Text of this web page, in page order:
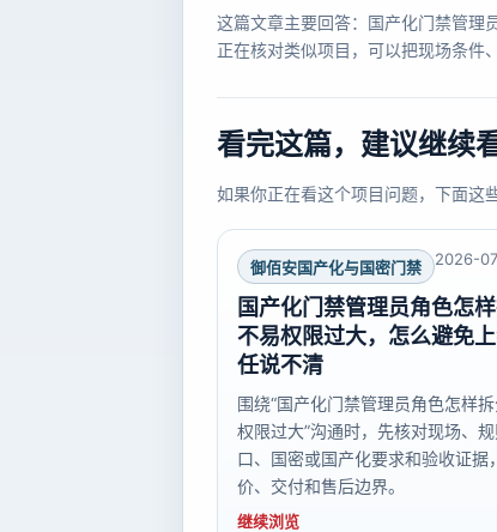
这篇文章主要回答：国产化门禁管理
正在核对类似项目，可以把现场条件
看完这篇，建议继续
如果你正在看这个项目问题，下面这
御佰安国产化与国密门禁 2026-
国产化门禁管理员角色怎
不易权限过大，怎么避免
任说不清
围绕“国产化门禁管理员角色怎样
权限过大”沟通时，先核对现场、
口、国密或国产化要求和验收证据
价、交付和售后边界。
继续浏览